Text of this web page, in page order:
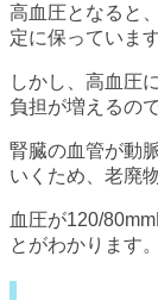
高血圧となると
定に保っています
しかし、高血圧
負担が増えるの
腎臓の血管が動
いくため、老廃
血圧が120/
とがわかります